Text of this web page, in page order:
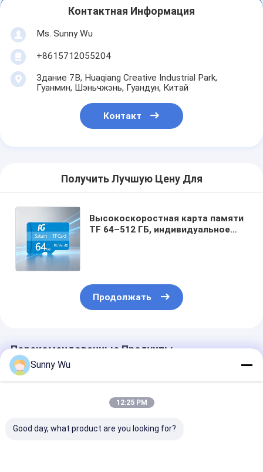
Контактная Информация
Ms. Sunny Wu
+8615712055204
Здание 7B, Huaqiang Creative Industrial Park,
Гуанмин, Шэньчжэнь, Гуандун, Китай
Контакт
Получить Лучшую Цену Для
Высокоскоростная карта памяти
TF 64–512 ГБ, индивидуальное
Продолжать
Порекомендованные Продукты
Sunny Wu
12:25 PM
Good day, what product are you looking for?